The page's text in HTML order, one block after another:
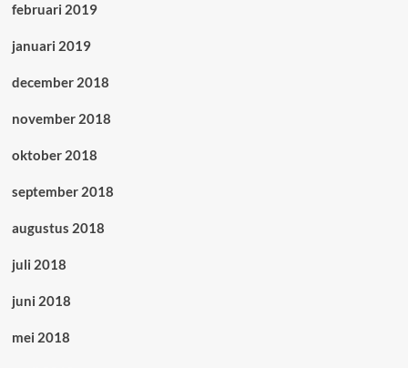
februari 2019
januari 2019
december 2018
november 2018
oktober 2018
september 2018
augustus 2018
juli 2018
juni 2018
mei 2018